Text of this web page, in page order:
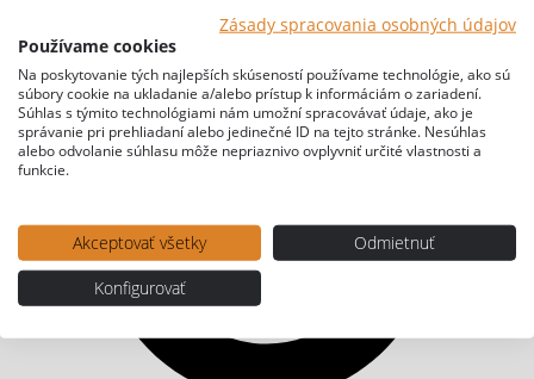
Zásady spracovania osobných údajov
Používame cookies
Na poskytovanie tých najlepších skúseností používame technológie, ako sú
súbory cookie na ukladanie a/alebo prístup k informáciám o zariadení.
Súhlas s týmito technológiami nám umožní spracovávať údaje, ako je
správanie pri prehliadaní alebo jedinečné ID na tejto stránke. Nesúhlas
alebo odvolanie súhlasu môže nepriaznivo ovplyvniť určité vlastnosti a
funkcie.
Akceptovať všetky
Odmietnuť
Konfigurovať